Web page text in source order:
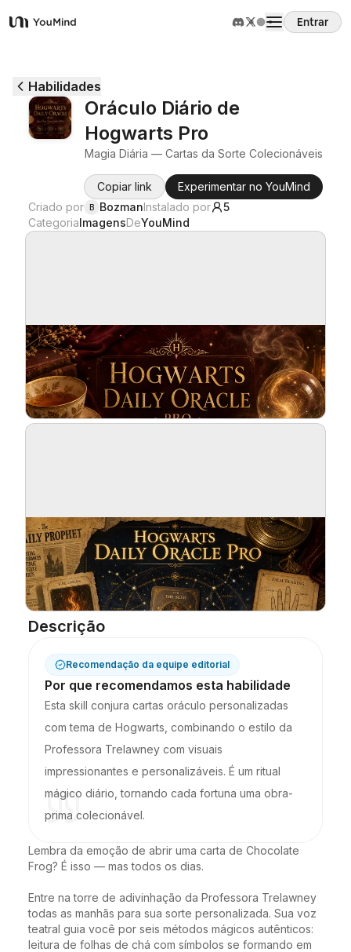
YouMind
Entrar
Casos de Uso
Prompts
Baixar
Blog
Atualizações
Habilidades
Oráculo Diário de
Hogwarts Pro
Magia Diária — Cartas da Sorte Colecionáveis
Copiar link
Experimentar no YouMind
Criado por B BozmanInstalado por
5
CategoriaImagensDeYouMind
Descrição
Recomendação da equipe editorial
Por que recomendamos esta habilidade
Esta skill conjura cartas oráculo personalizadas
com tema de Hogwarts, combinando o estilo da
Professora Trelawney com visuais
impressionantes e personalizáveis. É um ritual
mágico diário, tornando cada fortuna uma obra-
prima colecionável.
Lembra da emoção de abrir uma carta de Chocolate
Frog? É isso — mas todos os dias.
Entre na torre de adivinhação da Professora Trelawney
todas as manhãs para sua sorte personalizada. Sua voz
teatral guia você por seis métodos mágicos autênticos:
leitura de folhas de chá com símbolos se formando em